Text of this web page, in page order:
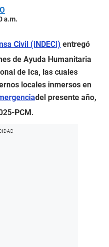
a.m.
Civil (INDECI) entregó
de Ayuda Humanitaria
de Ica, las cuales
locales inmersos en
del presente año,
PCM.